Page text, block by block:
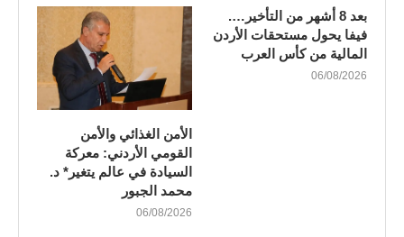
بعد 8 أشهر من التأخير….
فيفا يحول مستحقات الأردن
المالية من كأس العرب
06/08/2026
الأمن الغذائي والأمن
القومي الأردني: معركة
السيادة في عالم يتغير* د.
محمد الجبور
06/08/2026